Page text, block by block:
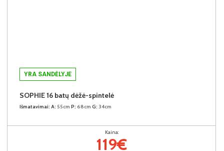
YRA SANDĖLYJE
SOPHIE 16 batų dėžė-spintelė
Išmatavimai: A: 55cm P: 68cm G: 34cm
Kaina:
119€